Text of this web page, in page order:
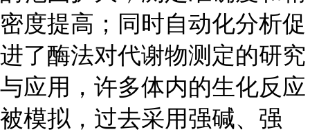
密度提高；同时自动化分析促
进了酶法对代谢物测定的研究
与应用，许多体内的生化反应
被模拟，过去采用强碱、强